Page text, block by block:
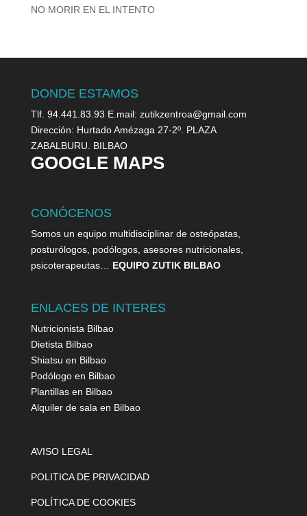
NO MORIR EN EL INTENTO
DONDE ESTAMOS
Tlf. 94.441.83.93 E.mail: zutikzentroa@gmail.com
Dirección: Hurtado Amézaga 27-2º. PLAZA
ZABALBURU. BILBAO
GOOGLE MAPS
CONÓCENOS
Somos un equipo multidisciplinar de osteópatas,
posturólogos, podólogos, asesores nutricionales,
psicoterapeutas… EQUIPO ZUTIK BILBAO
ENLACES DE INTERES
Nutricionista Bilbao
Dietista Bilbao
Shiatsu en Bilbao
Podólogo en Bilbao
Plantillas en Bilbao
Alquiler de sala en Bilbao
AVISO LEGAL
POLITICA DE PRIVACIDAD
POLÍTICA DE COOKIES